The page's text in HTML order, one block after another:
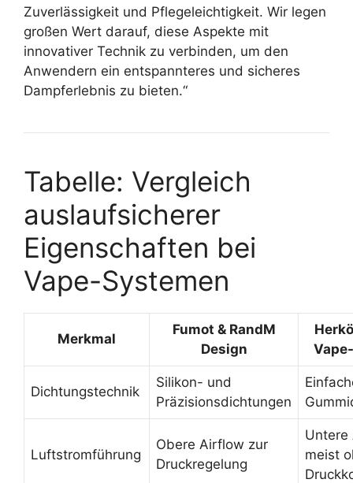
Zuverlässigkeit und Pflegeleichtigkeit. Wir legen
großen Wert darauf, diese Aspekte mit
innovativer Technik zu verbinden, um den
Anwendern ein entspannteres und sicheres
Dampferlebnis zu bieten.“
Tabelle: Vergleich
auslaufsicherer
Eigenschaften bei
Vape-Systemen
Merkmal
Fumot & RandM
Design
Dichtungstechnik
Silikon- und
Präzisionsdichtungen
Luftstromführung
Obere Airflow zur
Druckregelung
Untere
meist